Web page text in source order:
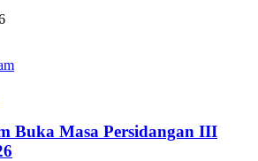
Buka Masa Persidangan III